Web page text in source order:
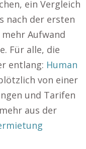
ein Vergleich
nach der ersten
mehr Aufwand
Für alle, die
entlang: Human
von einer
und Tarifen
aus der